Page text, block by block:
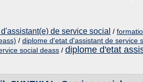
de service social /
/ diplome d'etat d'assistant de service
social deass / diplome d'etat